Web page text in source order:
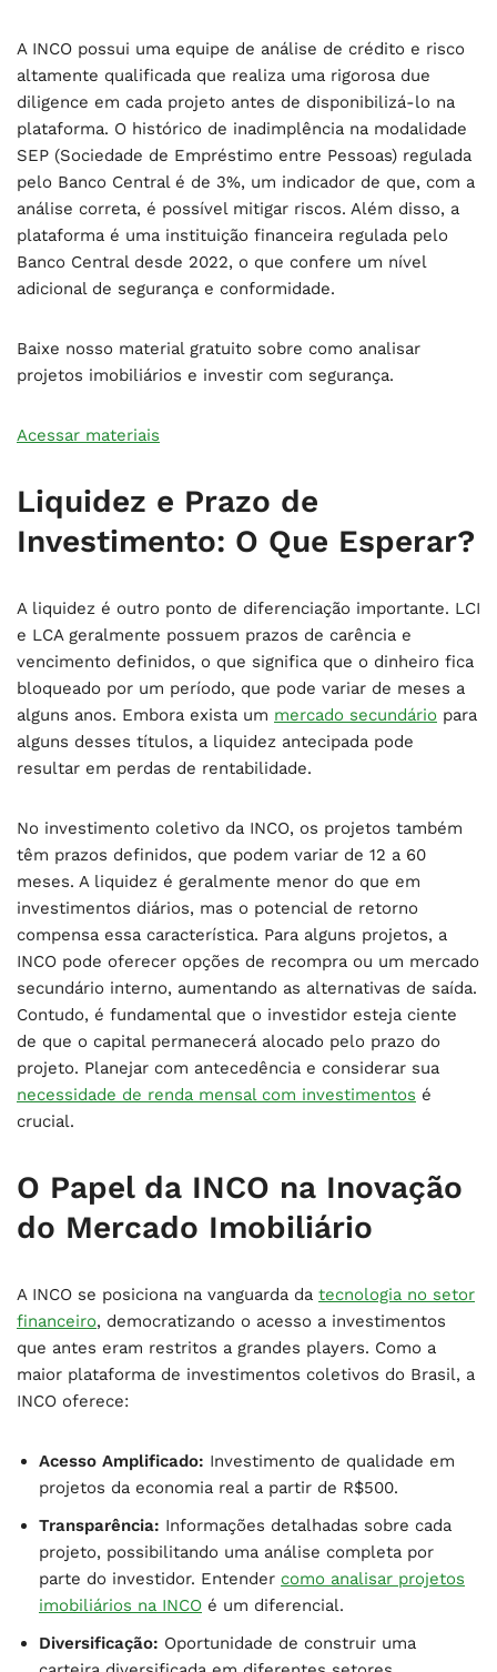
A INCO possui uma equipe de análise de crédito e risco
altamente qualificada que realiza uma rigorosa due
diligence em cada projeto antes de disponibilizá-lo na
plataforma. O histórico de inadimplência na modalidade
SEP (Sociedade de Empréstimo entre Pessoas) regulada
pelo Banco Central é de 3%, um indicador de que, com a
análise correta, é possível mitigar riscos. Além disso, a
plataforma é uma instituição financeira regulada pelo
Banco Central desde 2022, o que confere um nível
adicional de segurança e conformidade.
Baixe nosso material gratuito sobre como analisar
projetos imobiliários e investir com segurança.
Acessar materiais
Liquidez e Prazo de
Investimento: O Que Esperar?
A liquidez é outro ponto de diferenciação importante. LCI
e LCA geralmente possuem prazos de carência e
vencimento definidos, o que significa que o dinheiro fica
bloqueado por um período, que pode variar de meses a
alguns anos. Embora exista um mercado secundário para
alguns desses títulos, a liquidez antecipada pode
resultar em perdas de rentabilidade.
No investimento coletivo da INCO, os projetos também
têm prazos definidos, que podem variar de 12 a 60
meses. A liquidez é geralmente menor do que em
investimentos diários, mas o potencial de retorno
compensa essa característica. Para alguns projetos, a
INCO pode oferecer opções de recompra ou um mercado
secundário interno, aumentando as alternativas de saída.
Contudo, é fundamental que o investidor esteja ciente
de que o capital permanecerá alocado pelo prazo do
projeto. Planejar com antecedência e considerar sua
necessidade de renda mensal com investimentos é
crucial.
O Papel da INCO na Inovação
do Mercado Imobiliário
A INCO se posiciona na vanguarda da tecnologia no setor
financeiro, democratizando o acesso a investimentos
que antes eram restritos a grandes players. Como a
maior plataforma de investimentos coletivos do Brasil, a
INCO oferece:
Acesso Amplificado: Investimento de qualidade em
projetos da economia real a partir de R$500.
Transparência: Informações detalhadas sobre cada
projeto, possibilitando uma análise completa por
parte do investidor. Entender como analisar projetos
imobiliários na INCO é um diferencial.
Diversificação: Oportunidade de construir uma